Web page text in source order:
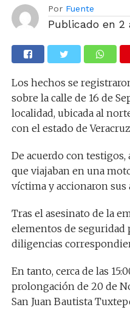
Por Fuente
Publicado en 2
Los hechos se
sobre la calle de 16 de
localidad, ubicada al
con el estado de
De acuerdo con
que viajaban en una
víctima y accionaron sus
Tras el asesinato de la
elementos de seguridad
diligencias
En tanto, cerca de las
prolongación de 20 de
San Juan Bautista